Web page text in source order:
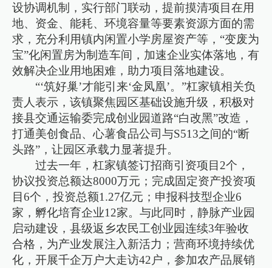
设协调机制，实行部门联动，提前摸清项目在用
地、资金、能耗、环境容量等要素资源方面的需
求，充分利用镇内闲置小学房屋资产等，“变废为
宝”化闲置房为制造车间，加速企业实体落地，有
效解决企业用地困难，助力项目落地建设。
“‘筑好巢’才能引来‘金凤凰’。”杠家镇相关负
责人表示，该镇聚焦园区基础设施升级，积极对
接县交通运输委完成创业园道路“白改黑”改造，
打通美创食品、心薯食品公司与S513之间的“断
头路”，让园区承载力显著提升。
过去一年，杠家镇签订招商引资项目2个，
协议投资总额达8000万元；完成固定资产投资项
目6个，投资总额1.27亿元；申报科技型企业6
家，孵化培育企业12家。与此同时，静脉产业园
启动建设，县级返乡农民工创业园连续3年验收
合格，为产业发展注入新活力；营商环境持续优
化，开展千企万户大走访42户，参加农产品展销